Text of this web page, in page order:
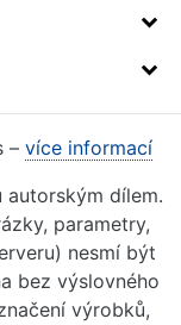
– více informací
dílem.
parametry,
nesmí být
bez výslovného
výrobků,